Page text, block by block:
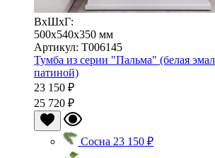
ВхШхГ:
500x540x350 мм
Артикул: Т006145
Тумба из серии "Пальма" (белая
патиной)
23 150 ₽
25 720 ₽
Сосна 23 150 ₽